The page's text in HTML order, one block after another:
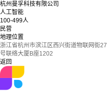
杭州曼孚科技有限公司
人工智能
100-499人
民营
地理位置
浙江省杭州市滨江区西兴街道物联网街27
号联络大厦B座1202
返回